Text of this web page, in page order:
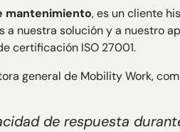
mantenimiento, es un cliente
a nuestra solución y a nuestro
certificación ISO 27001.
general de Mobility Work,
de respuesta